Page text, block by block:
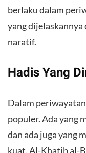
berlaku dalam
yang dijelaskannya
naratif.
Hadis Yang
Dalam
populer. Ada yang
dan ada juga yang
kuat. Al-Khatib al-